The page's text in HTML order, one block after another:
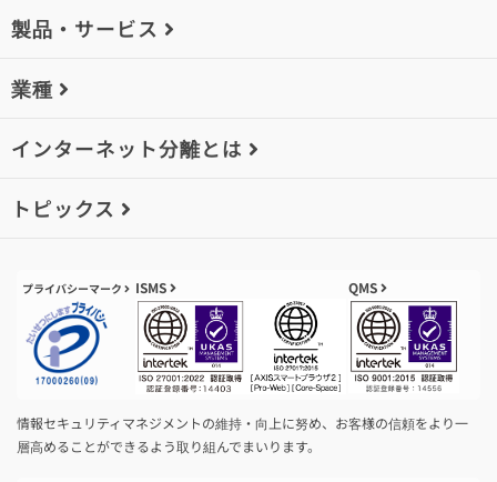
製品・サービス
業種
インターネット分離とは
トピックス
プライバシーマーク ISMS QMS
情報セキュリティマネジメントの維持・向上に努め、お客様の信頼をより一
層高めることができるよう取り組んでまいります。